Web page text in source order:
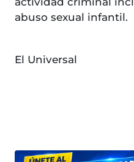
abuso sexual infantil.
El Universal